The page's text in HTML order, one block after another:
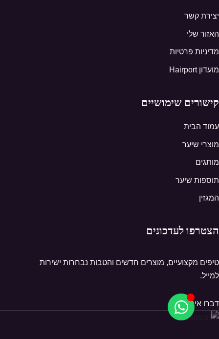
יצירת קשר
האזור שלי
מדיניות פרטיות
מועדון Hairport
קישורים שימושיים
עמוד הבית
מוצרי שיער
מותגים
תוספות שיער
המגזין
הצטרפו לעדכונים
טיפים מקצועיים, מוצרים חדשים והטבות נבחרות ישירות
למייל.
דברו איתנו